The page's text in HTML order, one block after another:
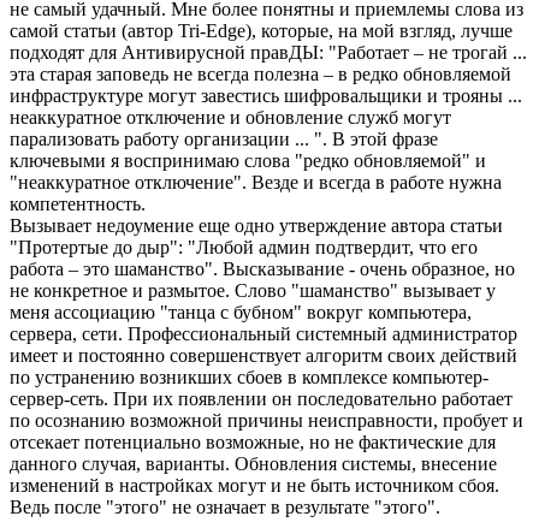
не самый удачный. Мне более понятны и приемлемы слова из
самой статьи (автор Tri-Edge), которые, на мой взгляд, лучше
подходят для Антивирусной правДЫ: "Работает – не трогай ...
эта старая заповедь не всегда полезна – в редко обновляемой
инфраструктуре могут завестись шифровальщики и трояны ...
неаккуратное отключение и обновление служб могут
парализовать работу организации ... ". В этой фразе
ключевыми я воспринимаю слова "редко обновляемой" и
"неаккуратное отключение". Везде и всегда в работе нужна
компетентность.
Вызывает недоумение еще одно утверждение автора статьи
"Протертые до дыр": "Любой админ подтвердит, что его
работа – это шаманство". Высказывание - очень образное, но
не конкретное и размытое. Слово "шаманство" вызывает у
меня ассоциацию "танца с бубном" вокруг компьютера,
сервера, сети. Профессиональный системный администратор
имеет и постоянно совершенствует алгоритм своих действий
по устранению возникших сбоев в комплексе компьютер-
сервер-сеть. При их появлении он последовательно работает
по осознанию возможной причины неисправности, пробует и
отсекает потенциально возможные, но не фактические для
данного случая, варианты. Обновления системы, внесение
изменений в настройках могут и не быть источником сбоя.
Ведь после "этого" не означает в результате "этого".